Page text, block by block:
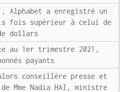
Alphabet a enregistré un
fois supérieur à celui de
dollars
au 1er trimestre 2021,
payants
conseillère presse et
Mme Nadia HAI, ministre